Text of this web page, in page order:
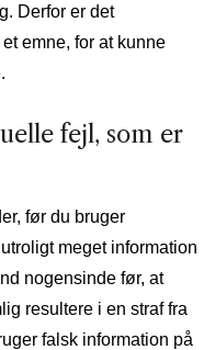
Derfor er det
emne, for at kunne
fejl, som er
før du bruger
meget information
nogensinde før, at
resultere i en straf fra
falsk information på